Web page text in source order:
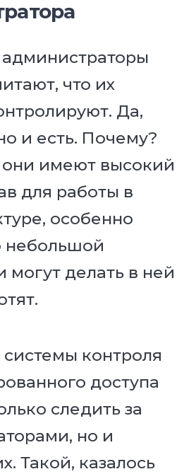
что их
Да,
и есть. Почему?
они имеют высокий
для работы в
особенно
небольшой
могут делать в ней
контроля
доступа
следить за
но и
Такой, казалось